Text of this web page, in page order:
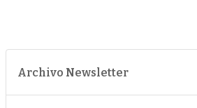
Archivo Newsletter